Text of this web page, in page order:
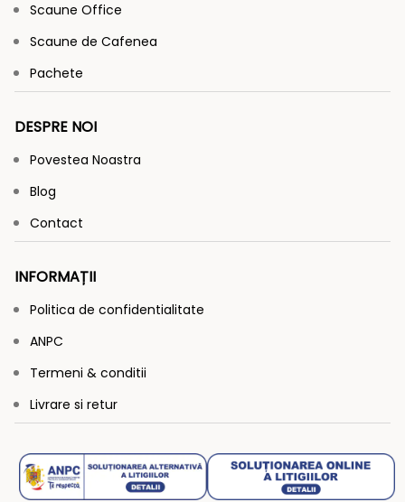
Scaune Office
Scaune de Cafenea
Pachete
DESPRE NOI
Povestea Noastra
Blog
Contact
INFORMAȚII
Politica de confidentialitate
ANPC
Termeni & conditii
Livrare si retur